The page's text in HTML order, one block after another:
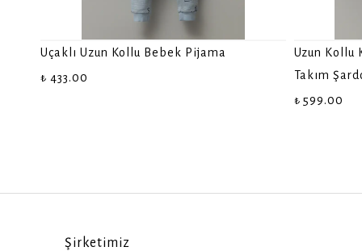
Uçaklı Uzun Kollu Bebek Pijama
₺ 433.00
Uzun Kollu
Takım
₺ 599.00
Şirketimiz